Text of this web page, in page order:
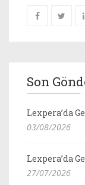
Son
Lexpera’da
03/08/2026
Lexpera’da
27/07/2026